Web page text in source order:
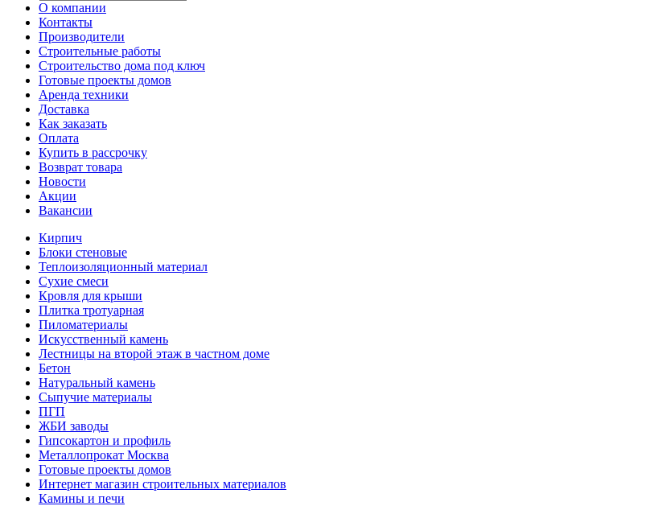
О компании
Контакты
Производители
Строительные работы
Строительство дома под ключ
Готовые проекты домов
Аренда техники
Доставка
Как заказать
Оплата
Купить в рассрочку
Возврат товара
Новости
Акции
Вакансии
Кирпич
Блоки стеновые
Теплоизоляционный материал
Сухие смеси
Кровля для крыши
Плитка тротуарная
Пиломатериалы
Искусственный камень
Лестницы на второй этаж в частном доме
Бетон
Натуральный камень
Сыпучие материалы
ПГП
ЖБИ заводы
Гипсокартон и профиль
Металлопрокат Москва
Готовые проекты домов
Интернет магазин строительных материалов
Камины и печи